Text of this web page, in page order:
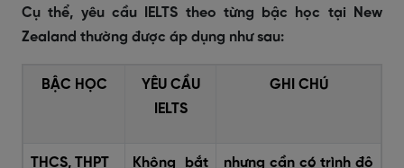
Cụ thể, yêu cầu IELTS theo từng bậc học tại New
Zealand thường được áp dụng như sau:
BẬC HỌC
YÊU CẦU
IELTS
GHI CHÚ
THCS, THPT
Không bắt
nhưng cần có trình độ